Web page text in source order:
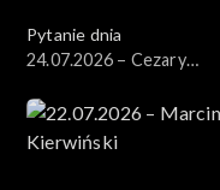
Pytanie dnia
24.07.2026 – Cezary